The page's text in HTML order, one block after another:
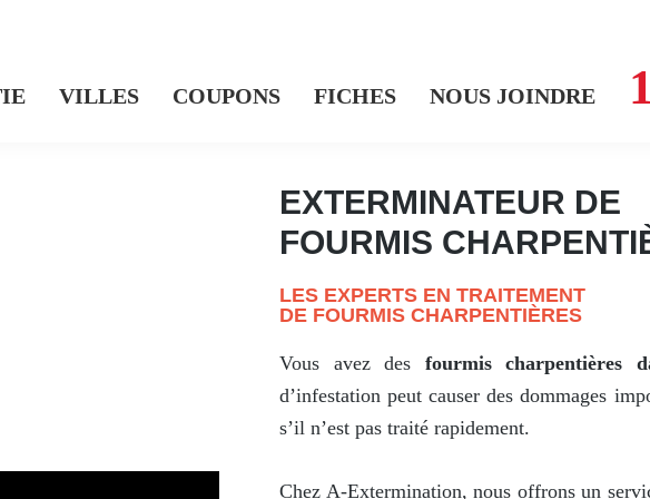
VILLES COUPONS FICHES NOUS JOINDRE
EXTERMINATEUR DE
FOURMIS
LES EXPERTS EN TRAITEMENT
DE FOURMIS CHARPENTIÈRES
Vous avez des fourmis charpentières
d’infestation peut causer des dommages
s’il n’est pas traité rapidement.
Chez A-Extermination, nous offrons un